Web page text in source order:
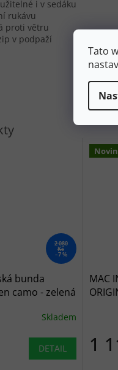
Tato
i v sedáku
rukávu
proti větru
v podpaží
2 080
Kč
–7 %
bunda
camo - zelená
Skladem
DETAIL
MAC
1